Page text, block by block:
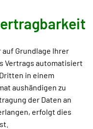
auf Grundlage Ihrer
Vertrags automatisiert
in einem
aushändigen zu
der Daten an
erfolgt dies